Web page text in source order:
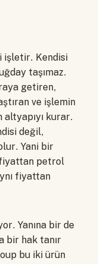
işletir. Kendisi
taşımaz.
getiren,
ve işlemin
altyapıyı kurar.
değil,
Yani bir
petrol
fiyattan
Yanına bir de
bir hak tanır
bu iki ürün